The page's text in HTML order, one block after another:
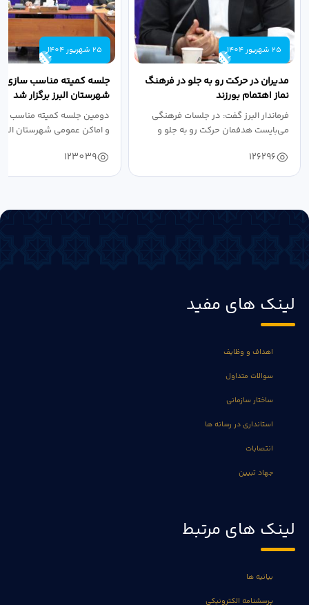
25 شهریور 1404
مدیران در حرکت رو به جلو در فرهنگ
نماز اهتمام بورزند
فرماندار البرز گفت: در جلسات فرهنگی
می‌بایست هدفمان حرکت رو به جلو و
126296
25 شهریور 1404
جلسه کمیته مناسب سازی
شهرستان البرز برگزار شد
دومین جلسه کمیته مناسب
و اماکن عمومی شهرستان
123039
لینک های مفید
اهداف و وظایف
سوالات متداول
ساختار سازمانی
استانداری در رسانه ها
انتصابات
جهاد تبیین
لینک های مرتبط
بیانیه ها
پرسشنامه الکترونیکی